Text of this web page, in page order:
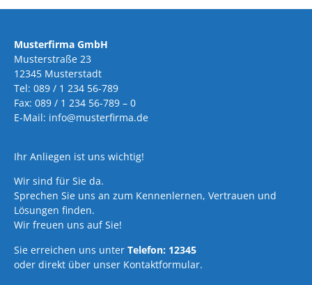
Musterfirma GmbH
Musterstraße 23
12345 Musterstadt
Tel: 089 / 1 234 56-789
Fax: 089 / 1 234 56-789 – 0
E-Mail: info@musterfirma.de
Ihr Anliegen ist uns wichtig!
Wir sind für Sie da.
Sprechen Sie uns an zum Kennenlernen, Vertrauen und
Lösungen finden.
Wir freuen uns auf Sie!
Sie erreichen uns unter Telefon: 12345
oder direkt über unser Kontaktformular.